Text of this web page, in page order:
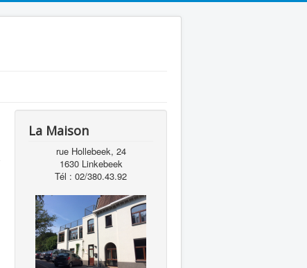
La Maison
rue Hollebeek, 24
1630 Linkebeek
Tél : 02/380.43.92